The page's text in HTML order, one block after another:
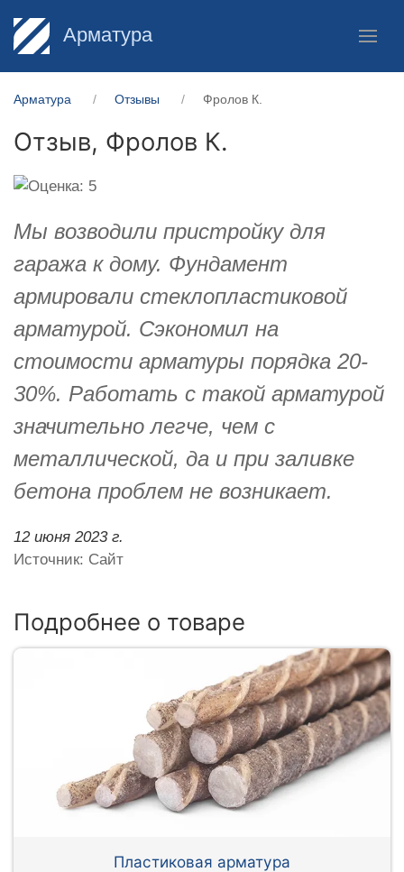
Арматура
Арматура Отзывы Фролов К.
Отзыв, Фролов К.
Мы возводили пристройку для
гаража к дому. Фундамент
армировали стеклопластиковой
арматурой. Сэкономил на
стоимости арматуры порядка 20-
30%. Работать с такой арматурой
значительно легче, чем с
металлической, да и при заливке
бетона проблем не возникает.
12 июня 2023 г.
Источник: Сайт
Подробнее о товаре
Пластиковая арматура